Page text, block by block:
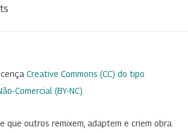
Creative Commons (CC) do tipo
Comercial (BY-NC)
que outros remixem, adaptem e criem obra